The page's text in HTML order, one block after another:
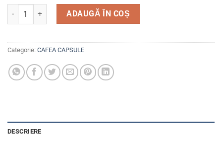
Cantitate Capsule Octal Gimoka Espresso Soave
ADAUGĂ ÎN COȘ
Categorie: CAFEA CAPSULE
DESCRIERE